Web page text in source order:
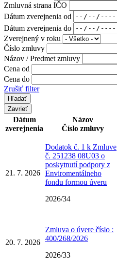
Zmluvná strana IČO
Dátum zverejnenia od
Dátum zverejnenia do
Zverejnený v roku
Číslo zmluvy
Názov / Predmet zmluvy
Cena od
Cena do
Zrušiť filter
Zavrieť
Dátum
zverejnenia
Názov
Číslo zmluvy
21. 7. 2026
Dodatok č. 1 k Zmluve
č. 251238 08U03 o
poskytnutí podpory z
Enviromentálneho
fondu formou úveru
2026/34
20. 7. 2026
Zmluva o úvere číslo :
400/268/2026
2026/33